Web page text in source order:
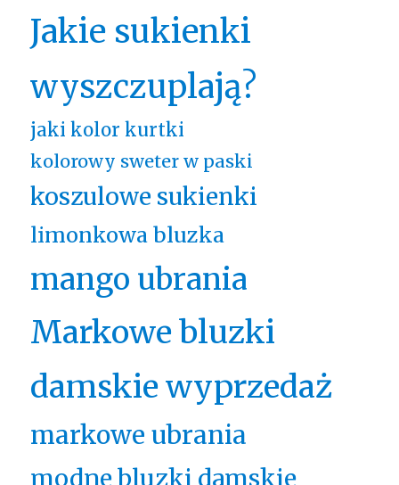
Jakie sukienki
wyszczuplają?
jaki kolor kurtki
kolorowy sweter w paski
koszulowe sukienki
limonkowa bluzka
mango ubrania
Markowe bluzki
damskie wyprzedaż
markowe ubrania
modne bluzki damskie